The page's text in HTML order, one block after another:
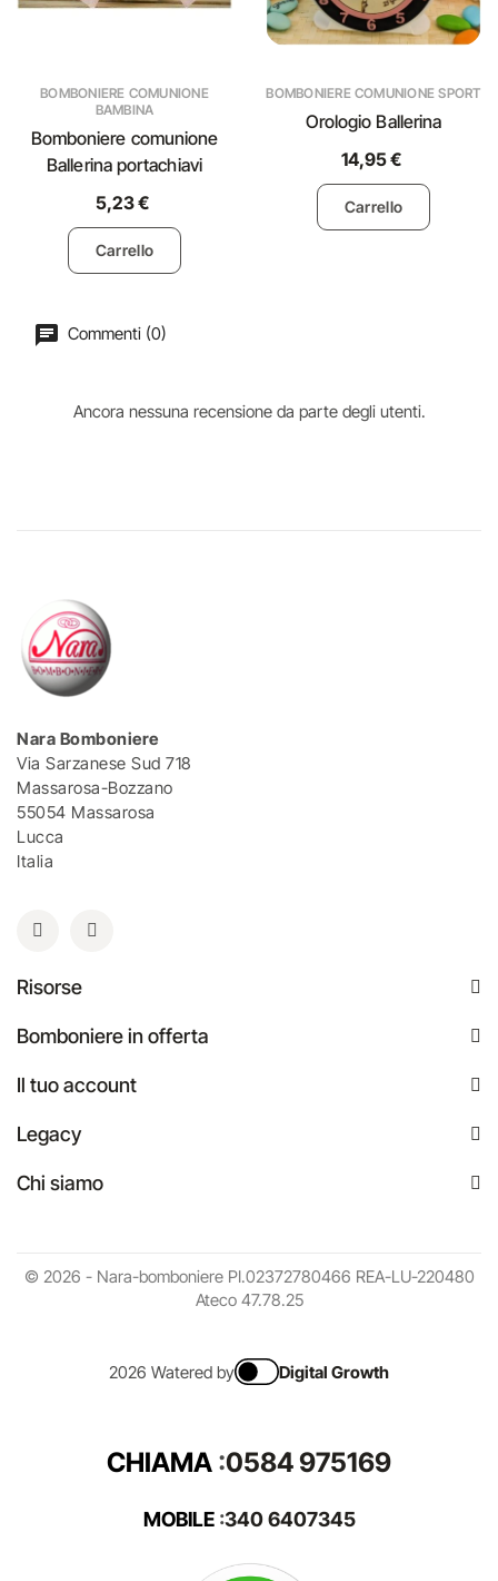
BOMBONIERE COMUNIONE
BAMBINA
Bomboniere comunione
Ballerina portachiavi
5,23 €
Carrello
BOMBONIERE COMUNIONE SPORT
Orologio Ballerina
14,95 €
Carrello
Commenti (0)
Ancora nessuna recensione da parte degli utenti.
Nara Bomboniere
Via Sarzanese Sud 718
Massarosa-Bozzano
55054 Massarosa
Lucca
Italia
Risorse
Bomboniere in offerta
Il tuo account
Legacy
Chi siamo
© 2026 - Nara-bomboniere PI.02372780466 REA-LU-220480
Ateco 47.78.25
2026 Watered by Digital Growth
CHIAMA :0584 975169
MOBILE:340 6407345